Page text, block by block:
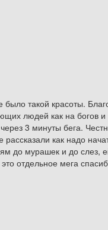
такой красоты.
людей как на богов
3 минуты бега.
как надо
до мурашек и до слез,
отдельное мега